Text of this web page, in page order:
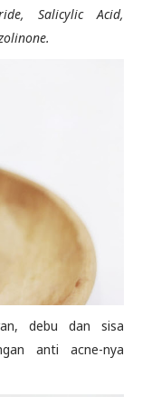
Salicylic Acid,
debu dan sisa
anti acne-nya